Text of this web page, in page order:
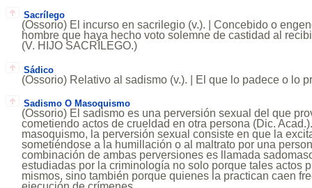
Sacrílego
(Ossorio) El incurso en sacrilegio (v.). | Concebido o
hombre que haya hecho voto solemne de castidad al
(V. HIJO SACRÍLEGO.)
Sádico
(Ossorio) Relativo al sadismo (v.). | El que lo padece o lo
Sadismo O Masoquismo
(Ossorio) El sadismo es una perversión sexual del que
cometiendo actos de crueldad en otra persona (Dic.
masoquismo, la perversión sexual consiste en que la
sometiéndose a la humillación o al maltrato por una
combinación de ambas perversiones es llamada
estudiadas por la criminología no solo porque tales actos
mismos, sino también porque quienes la practican caen